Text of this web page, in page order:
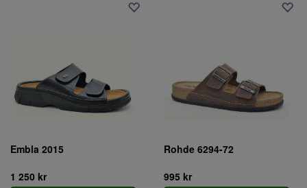
Embla 2015
1 250 kr
Rohde 6294-72
995 kr